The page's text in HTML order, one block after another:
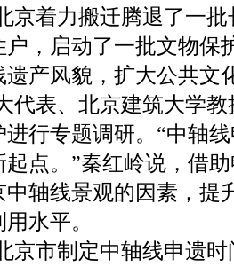
京着力搬迁腾退了一
户，启动了一批文物保
遗产风貌，扩大公共文
代表、北京建筑大学
行专题调研。“中轴
起点。”秦红岭说，借
中轴线景观的因素，提
水平。
京市制定中轴线申遗